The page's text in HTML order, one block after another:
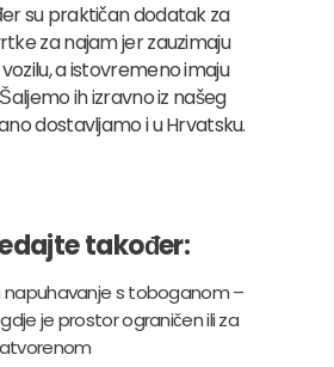
su praktičan dodatak za
za najam jer zauzimaju
a istovremeno imaju
ih izravno iz našeg
dostavljamo i u Hrvatsku.
također:
napuhavanje s toboganom –
je prostor ograničen ili za